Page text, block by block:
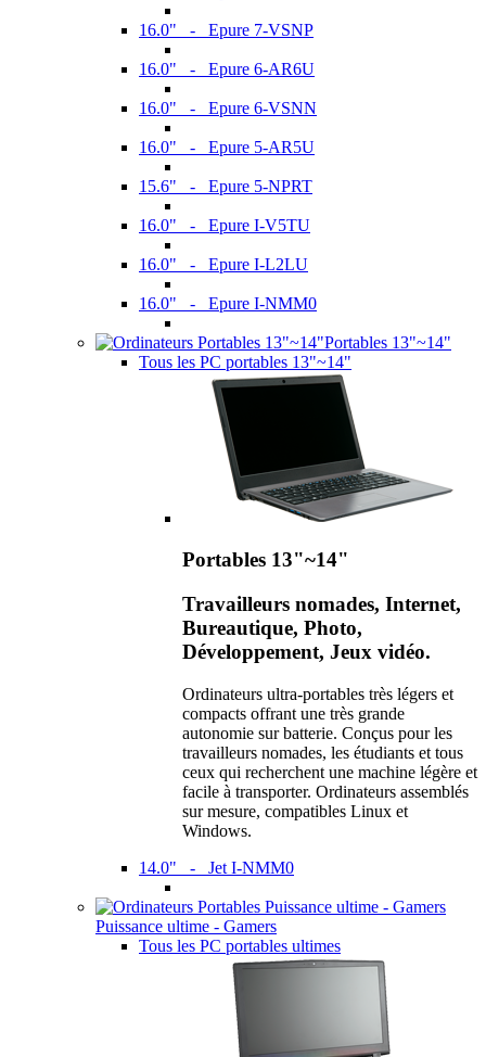
16.0" - Epure 7-VSNP
16.0" - Epure 6-AR6U
16.0" - Epure 6-VSNN
16.0" - Epure 5-AR5U
15.6" - Epure 5-NPRT
16.0" - Epure I-V5TU
16.0" - Epure I-L2LU
16.0" - Epure I-NMM0
Portables 13"~14"
Tous les PC portables 13"~14"
Portables 13"~14"
Travailleurs nomades, Internet,
Bureautique, Photo,
Développement, Jeux vidéo.
Ordinateurs ultra-portables très légers et
compacts offrant une très grande
autonomie sur batterie. Conçus pour les
travailleurs nomades, les étudiants et tous
ceux qui recherchent une machine légère et
facile à transporter. Ordinateurs assemblés
sur mesure, compatibles Linux et
Windows.
14.0" - Jet I-NMM0
Puissance ultime - Gamers
Tous les PC portables ultimes